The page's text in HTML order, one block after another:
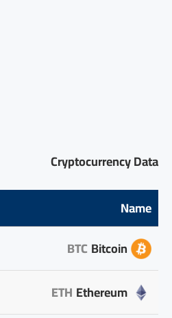
Cryptocurrency Data
Name
Bitcoin
BTC
Ethereum
ETH